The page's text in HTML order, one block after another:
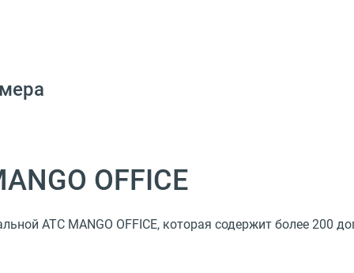
OFFICE
АТС MANGO OFFICE, которая содержит более 200